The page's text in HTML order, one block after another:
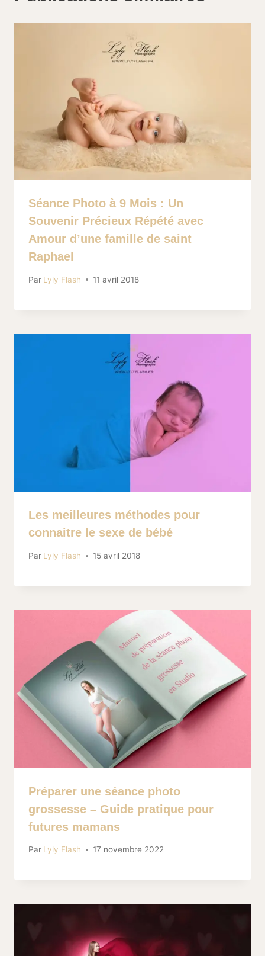
Séance Photo à 9 Mois : Un
Souvenir Précieux Répété avec
Amour d’une famille de saint
Raphael
Par Lyly Flash 11 avril 2018
Les meilleures méthodes pour
connaitre le sexe de bébé
Par Lyly Flash 15 avril 2018
Préparer une séance photo
grossesse – Guide pratique pour
futures mamans
Par Lyly Flash 17 novembre 2022